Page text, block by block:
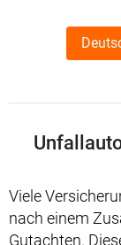
Viele
nach einem
Gutachten.